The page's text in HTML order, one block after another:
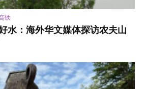
铁
水：海外华文媒体探访农夫山